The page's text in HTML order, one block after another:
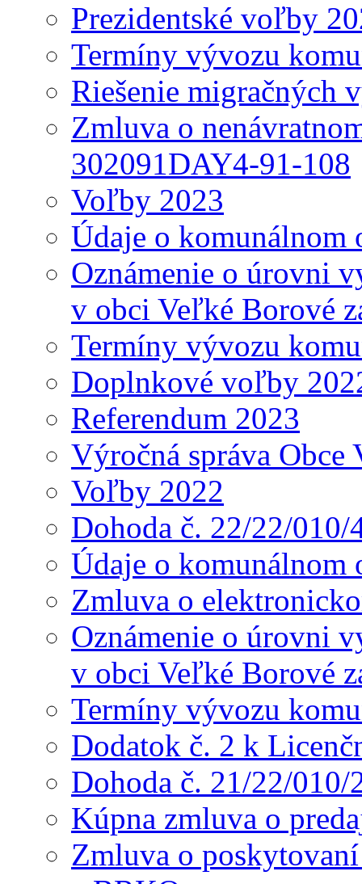
Prezidentské voľby
Termíny vývozu
Riešenie migračných
Zmluva o
302091DAY4-91-108
Voľby 2023
Údaje o komunálnom
Oznámenie o úrovni
v obci Veľké Borové
Termíny vývozu
Doplnkové voľby
Referendum 2023
Výročná správa
Voľby 2022
Dohoda č. 22/22/
Údaje o komunálnom
Zmluva o
Oznámenie o úrovni
v obci Veľké Borové
Termíny vývozu
Dodatok č. 2 k
Dohoda č. 21/22/
Kúpna zmluva o
Zmluva o